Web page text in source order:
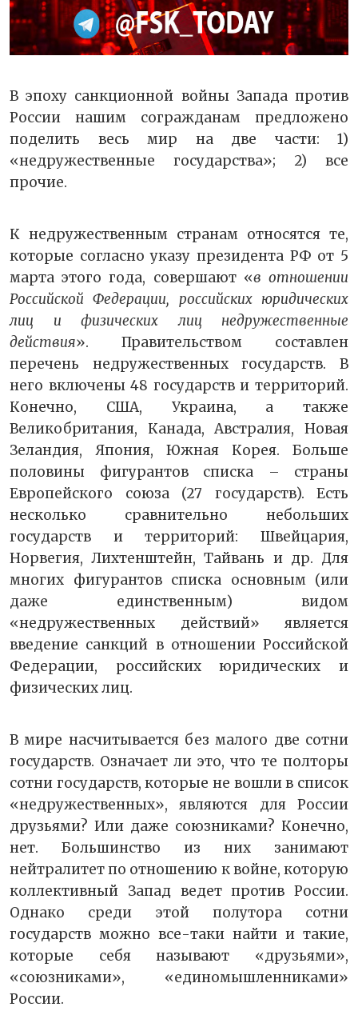
В эпоху санкционной войны Запада против
России нашим согражданам предложено
поделить весь мир на две части: 1)
«недружественные государства»; 2) все
прочие.
К недружественным странам относятся те,
которые согласно указу президента РФ от 5
марта этого года, совершают «в отношении
Российской Федерации, российских юридических
лиц и физических лиц недружественные
действия». Правительством составлен
перечень недружественных государств. В
него включены 48 государств и территорий.
Конечно, США, Украина, а также
Великобритания, Канада, Австралия, Новая
Зеландия, Япония, Южная Корея. Больше
половины фигурантов списка – страны
Европейского союза (27 государств). Есть
несколько сравнительно небольших
государств и территорий: Швейцария,
Норвегия, Лихтенштейн, Тайвань и др. Для
многих фигурантов списка основным (или
даже единственным) видом
«недружественных действий» является
введение санкций в отношении Российской
Федерации, российских юридических и
физических лиц.
В мире насчитывается без малого две сотни
государств. Означает ли это, что те полторы
сотни государств, которые не вошли в список
«недружественных», являются для России
друзьями? Или даже союзниками? Конечно,
нет. Большинство из них занимают
нейтралитет по отношению к войне, которую
коллективный Запад ведет против России.
Однако среди этой полутора сотни
государств можно все-таки найти и такие,
которые себя называют «друзьями»,
«союзниками», «единомышленниками»
России.